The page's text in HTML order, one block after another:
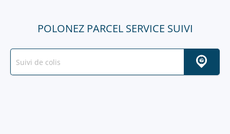
POLONEZ PARCEL SERVICE SUIVI